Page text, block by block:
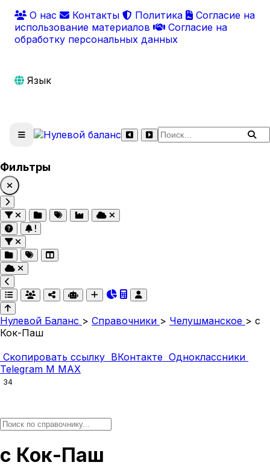
О нас
Контакты Политика
Согласие на
использование материалов
Согласие на
обработку персональных данных
Язык
Поиск по сайту
Фильтры
Нулевой Баланс > Справочники > Челушманское > с
Кок-Паш
Скопировать ссылку ВКонтакте Одноклассники
Telegram M MAX
34
с Кок-Паш